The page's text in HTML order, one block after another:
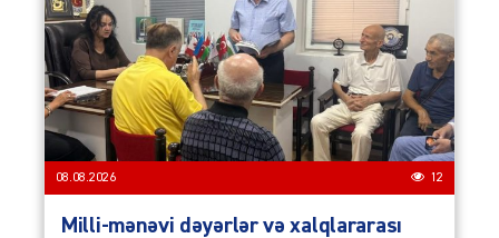
08.08.2026 12
Milli-mənəvi dəyərlər və xalqlararası